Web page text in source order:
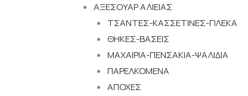
ΑΞΕΣΟΥΑΡ ΑΛΙΕΙΑΣ
ΤΣΑΝΤΕΣ-ΚΑΣΣΕΤΙΝΕΣ-ΓΙΛΕΚΑ
ΘΗΚΕΣ-ΒΑΣΕΙΣ
ΜΑΧΑΙΡΙΑ-ΠΕΝΣΑΚΙΑ-ΨΑΛΙΔΙΑ
ΠΑΡΕΛΚΟΜΕΝΑ
ΑΠΟΧΕΣ